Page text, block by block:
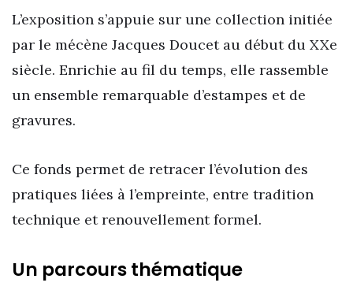
L’exposition s’appuie sur une collection initiée
par le mécène Jacques Doucet au début du XXe
siècle. Enrichie au fil du temps, elle rassemble
un ensemble remarquable d’estampes et de
gravures.
Ce fonds permet de retracer l’évolution des
pratiques liées à l’empreinte, entre tradition
technique et renouvellement formel.
Un parcours thématique